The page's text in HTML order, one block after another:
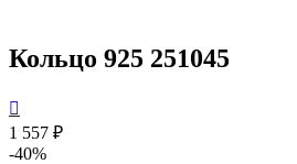
Кольцо 925 251045

1 557 ₽
-40%